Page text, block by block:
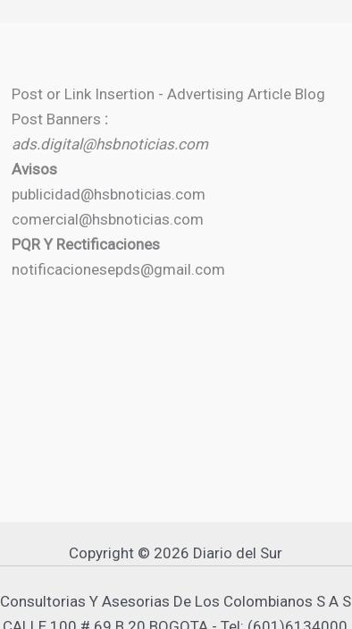
Post or Link Insertion - Advertising Article Blog
Post Banners :
ads.digital@hsbnoticias.com
Avisos
publicidad@hsbnoticias.com
comercial@hsbnoticias.com
PQR Y Rectificaciones
notificacionesepds@gmail.com
Copyright © 2026 Diario del Sur
Consultorias Y Asesorias De Los Colombianos S A S